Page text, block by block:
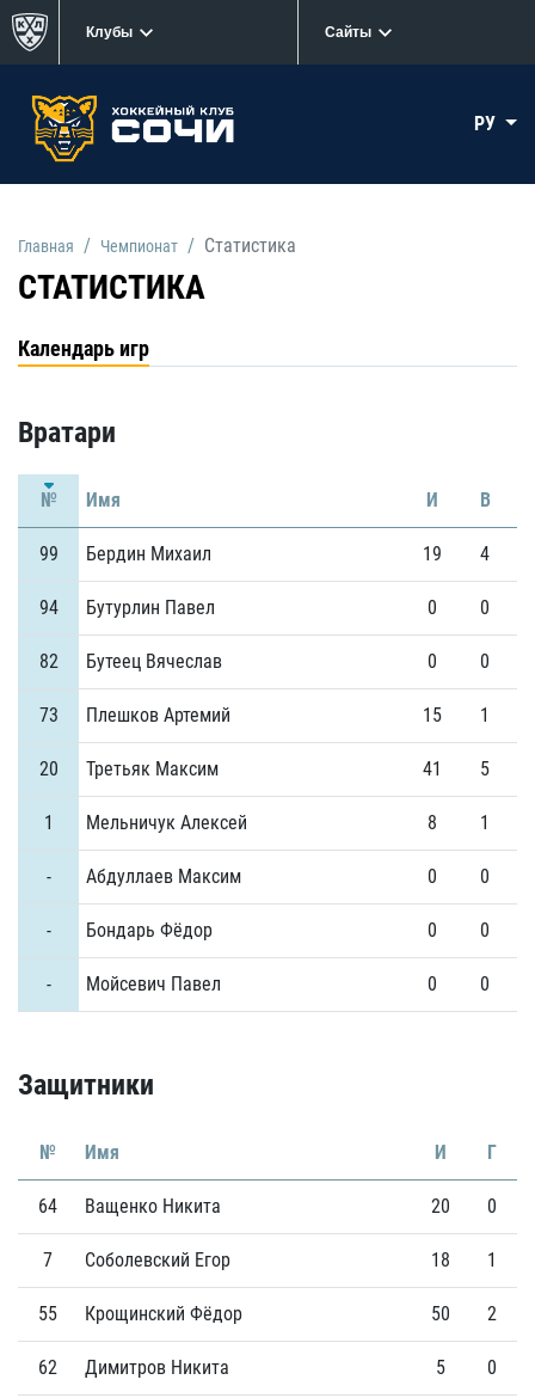
Клубы Сайты
РУ
Главная Чемпионат Статистика
СТАТИСТИКА
Календарь игр
Вратари
№ Имя И В
99 Бердин Михаил 19 4
94 Бутурлин Павел 0 0
82 Бутеец Вячеслав 0 0
73 Плешков Артемий 15 1
20 Третьяк Максим 41 5
1 Мельничук Алексей 8 1
- Абдуллаев Максим 0 0
- Бондарь Фёдор 0 0
- Мойсевич Павел 0 0
Защитники
№ Имя И Г
64 Ващенко Никита 20 0
7 Соболевский Егор 18 1
55 Крощинский Фёдор 50 2
62 Димитров Никита 5 0